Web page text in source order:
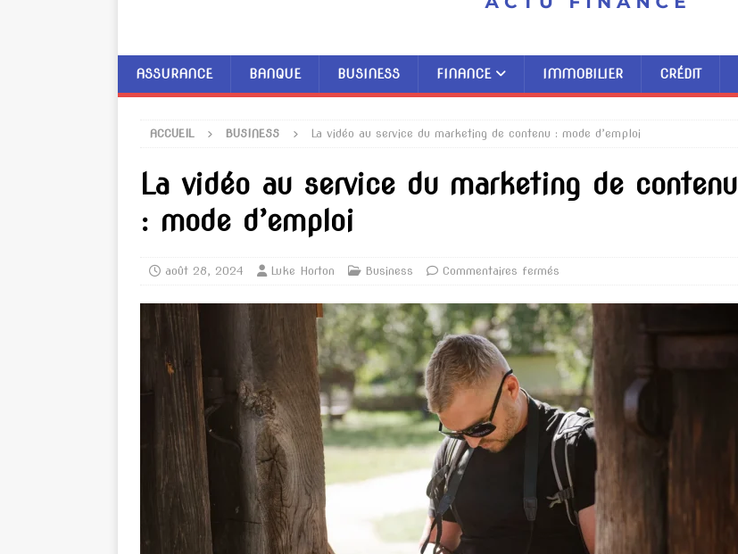
ASSURANCE BANQUE BUSINESS FINANCE IMMOBILIER CRÉDIT
ACCUEIL BUSINESS La vidéo au service du marketing de contenu : mode d’emploi
La vidéo au service du marketing de contenu
: mode d’emploi
août 28, 2024 Luke Horton Business Commentaires fermés